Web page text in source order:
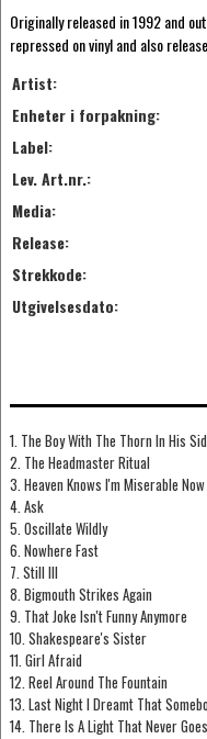
Originally released in 1992 and
repressed on vinyl and also
Artist:
Enheter i forpakning:
Label:
Lev. Art.nr.:
Media:
Release:
Strekkode:
Utgivelsesdato:
1. The Boy With The Thorn In His
2. The Headmaster Ritual
3. Heaven Knows I'm Miserable Now
4. Ask
5. Oscillate Wildly
6. Nowhere Fast
7. Still Ill
8. Bigmouth Strikes Again
9. That Joke Isn't Funny Anymore
10. Shakespeare's Sister
11. Girl Afraid
12. Reel Around The Fountain
13. Last Night I Dreamt That
14. There Is A Light That Never